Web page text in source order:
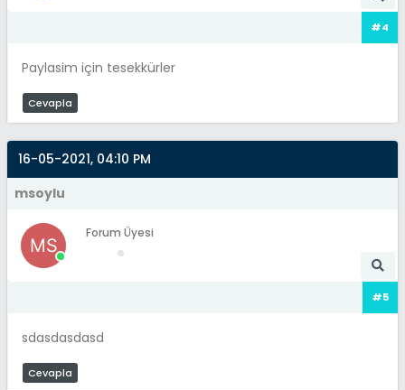
#4
Paylasim için tesekkürler
Cevapla
16-05-2021, 04:10 PM
msoylu
Forum Üyesi
#5
sdasdasdasd
Cevapla